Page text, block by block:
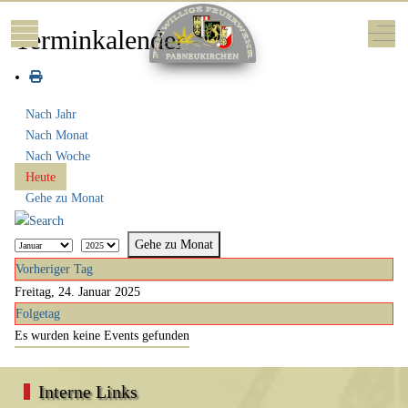
Mobile Menu Toggle Off-
Terminkalender
Nach Jahr
Nach Monat
Nach Woche
Heute
Gehe zu Monat
Gehe zu Monat
Vorheriger Tag
Freitag, 24. Januar 2025
Folgetag
Es wurden keine Events gefunden
Interne Links